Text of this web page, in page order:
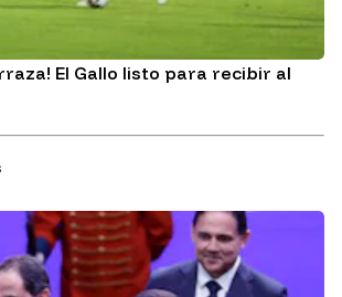
El Gallo listo para recibir al